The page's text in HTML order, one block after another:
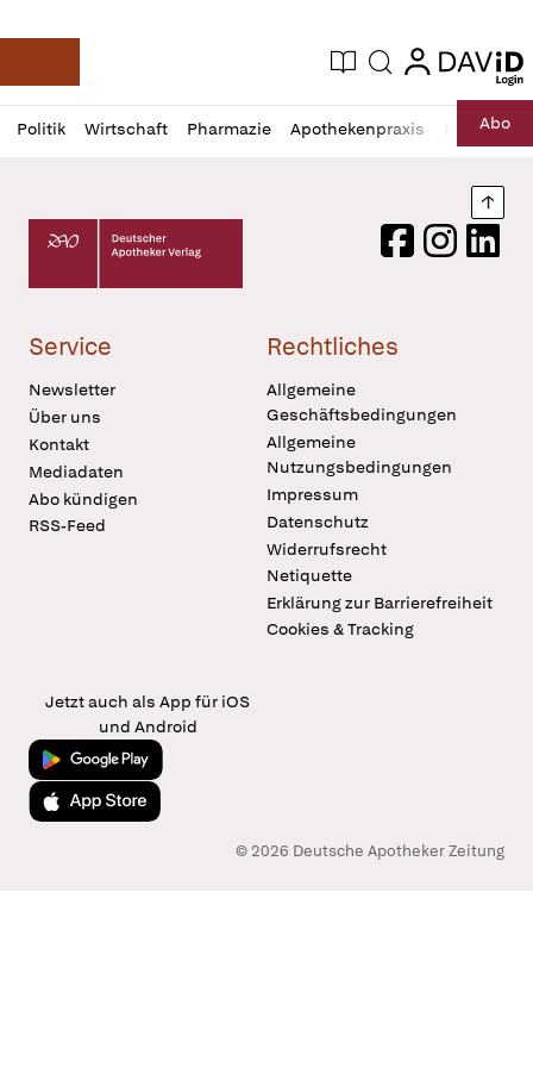
Deutsche Apotheker Zeitung
Aktuelle Ausgabe
Suche login
login
Politik Wirtschaft Pharmazie Apothekenpraxis RechtAbo
Profil
öffnen
Daz
Pur
Deutscher Apotheker Verlag Logo
FacebookInstagram
Service
Newsletter
Über uns
Kontakt
Mediadaten
Abo kündigen
RSS-Feed
Rechtliches
Allgemeine
Geschäftsbedingungen
Allgemeine
Nutzungsbedingungen
Impressum
Datenschutz
Widerrufsrecht
Netiquette
Erklärung zur Barrierefreiheit
Cookies & Tracking
Jetzt auch als App für iOS
und Android
Jetzt bei Google Play
Laden im App Store
© 2026 Deutsche Apotheker Zeitung